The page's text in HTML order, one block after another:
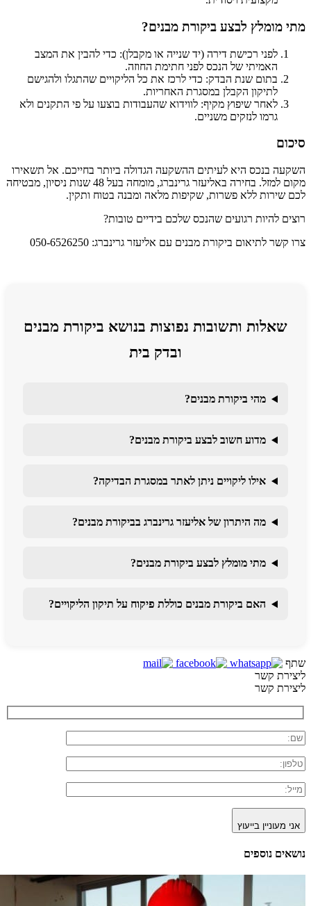
מתי מומלץ לבצע ביקורת מבנים?
לפני רכישת דירה (יד שנייה או מקבלן): כדי להבין את המצב
האמיתי של הנכס לפני חתימת החוזה.
בתום שנת הבדק: כדי לרכז את כל הליקויים שהתגלו ולהגישם
לתיקון הקבלן במסגרת האחריות.
לאחר שיפוץ מקיף: לווידוא שהעבודות בוצעו על פי התקנים ולא
גרמו לנזקים משניים.
סיכום
השקעה בנכס היא לעיתים ההשקעה הגדולה ביותר בחייכם. אל תשאירו
מקום למזל. בחירה באליעזר גרינברג, מומחה בעל 48 שנות ניסיון, מבטיחה
לכם שירות ללא פשרות, שקיפות מלאה ומבנה בטוח ותקין.
רוצים להיות רגועים שהנכס שלכם בידיים טובות?
צרו קשר לתיאום ביקורת מבנים עם אליעזר גרינברג: 050-6526250
שאלות ותשובות נפוצות בנושא ביקורת מבנים
ובדק בית
מהי ביקורת מבנים?
מדוע חשוב לבצע ביקורת מבנים?
אילו ליקויים ניתן לאתר במסגרת הבדיקה?
מה היתרון של אליעזר גרינברג בביקורת מבנים?
מתי מומלץ לבצע ביקורת מבנים?
האם ביקורת מבנים כוללת פיקוח על תיקון הליקויים?
שתף
ליצירת קשר
ליצירת קשר
אני מעוניין בייעוץ
נושאים נוספים